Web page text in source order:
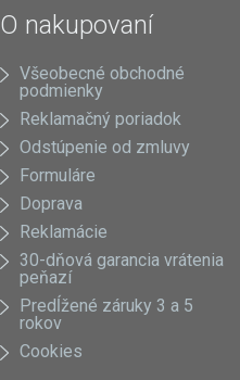
O nakupovaní
Všeobecné obchodné
podmienky
Reklamačný poriadok
Odstúpenie od zmluvy
Formuláre
Doprava
Reklamácie
30-dňová garancia vrátenia
peňazí
Predĺžené záruky 3 a 5
rokov
Cookies